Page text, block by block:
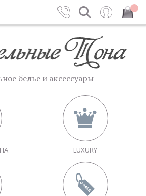
Вход Закрыть
белье и аксессуары
LUXURY